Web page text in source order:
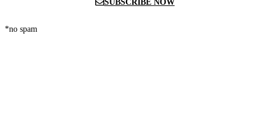
SUBSCRIBE NOW
*no spam